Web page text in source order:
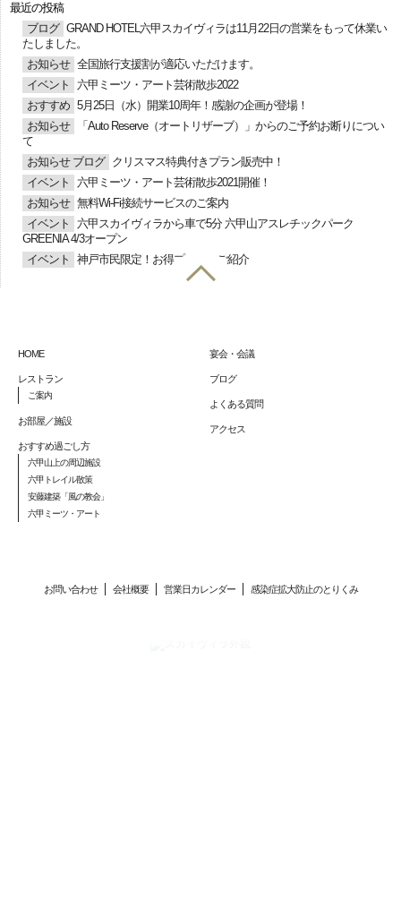
最近の投稿
ブログ GRAND HOTEL六甲スカイヴィラは11月22日の営業をもって休業い
たしました。
お知らせ 全国旅行支援割が適応いただけます。
イベント
六甲ミーツ・アート芸術散歩2022
おすすめ 5月25日（水）開業10周年！感謝の企画が登場！
お知らせ
「Auto Reserve（オートリザーブ）」からのご予約お断りについ
て
お知らせ ブログ
クリスマス特典付きプラン販売中！
イベント
六甲ミーツ・アート芸術散歩2021開催！
お知らせ 無料Wi-Fi接続サービスのご案内
イベント
六甲スカイヴィラから車で5分 六甲山アスレチックパーク
GREENIA 4/3オープン
イベント
神戸市民限定！お得プランのご紹介
HOME
レストラン
ご案内
お部屋／施設
おすすめ過ごし方
六甲山上の周辺施設
六甲トレイル散策
安藤建築「風の教会」
六甲ミーツ・アート
宴会・会議
ブログ
よくある質問
アクセス
お問い合わせ 会社概要 営業日カレンダー 感染症拡大防止のとりくみ